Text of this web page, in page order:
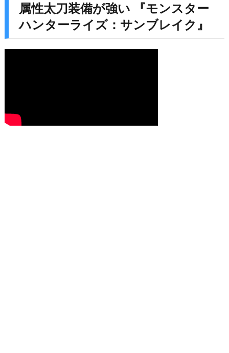
属性太刀装備が強い 『モンスター
ハンターライズ：サンブレイク』